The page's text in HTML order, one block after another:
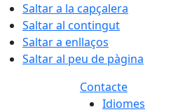
Saltar a la capçalera
Saltar al contingut
Saltar a enllaços
Saltar al peu de pàgina
Contacte
Idiomes